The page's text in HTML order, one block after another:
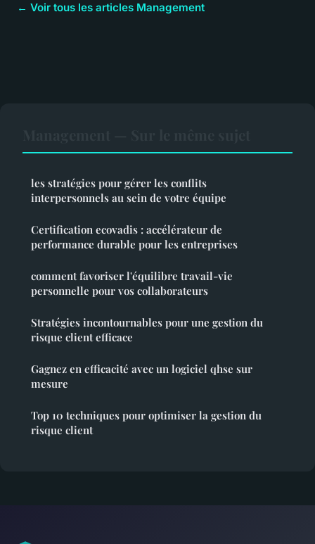
← Voir tous les articles Management
les stratégies pour gérer les conflits
interpersonnels au sein de votre équipe
Certification ecovadis : accélérateur de
performance durable pour les entreprises
comment favoriser l'équilibre travail-vie
personnelle pour vos collaborateurs
Stratégies incontournables pour une gestion du
risque client efficace
Gagnez en efficacité avec un logiciel qhse sur
mesure
Top 10 techniques pour optimiser la gestion du
risque client